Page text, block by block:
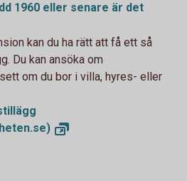
1960 eller senare är det
kan du ha rätt att få ett så
Du kan ansöka om
om du bor i villa, hyres- eller